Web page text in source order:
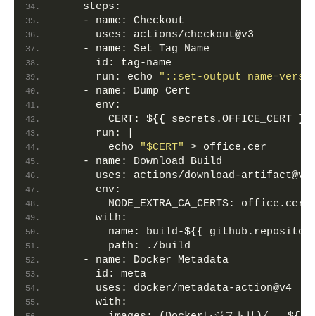
steps:
    -
name:
Checkout
uses:
actions/checkout@v3
    -
name:
Set Tag Name
id:
tag-name
run:
echo
"::set-output
    -
name:
env:
CERT:
${{ secrets.OFFICE_CERT }
run:
        echo
"$CERT"
> office.cer
    -
name:
uses:
actions/download-artifact@v3
env:
NODE_EXTRA_CA_CERTS:
office.cer
with:
name:
build-${{
path:
./build
    -
name:
Docker Metadata
id:
meta
uses:
docker/metadata-action@v4
with: